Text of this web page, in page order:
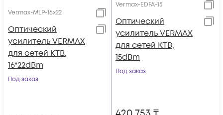
Vermax-MLP-16x22
Оптический
усилитель VERMAX
для сетей КТВ,
16*22dBm
Под заказ
Vermax-EDFA-15
Оптический
усилитель VERMAX
для сетей КТВ,
15dBm
Под заказ